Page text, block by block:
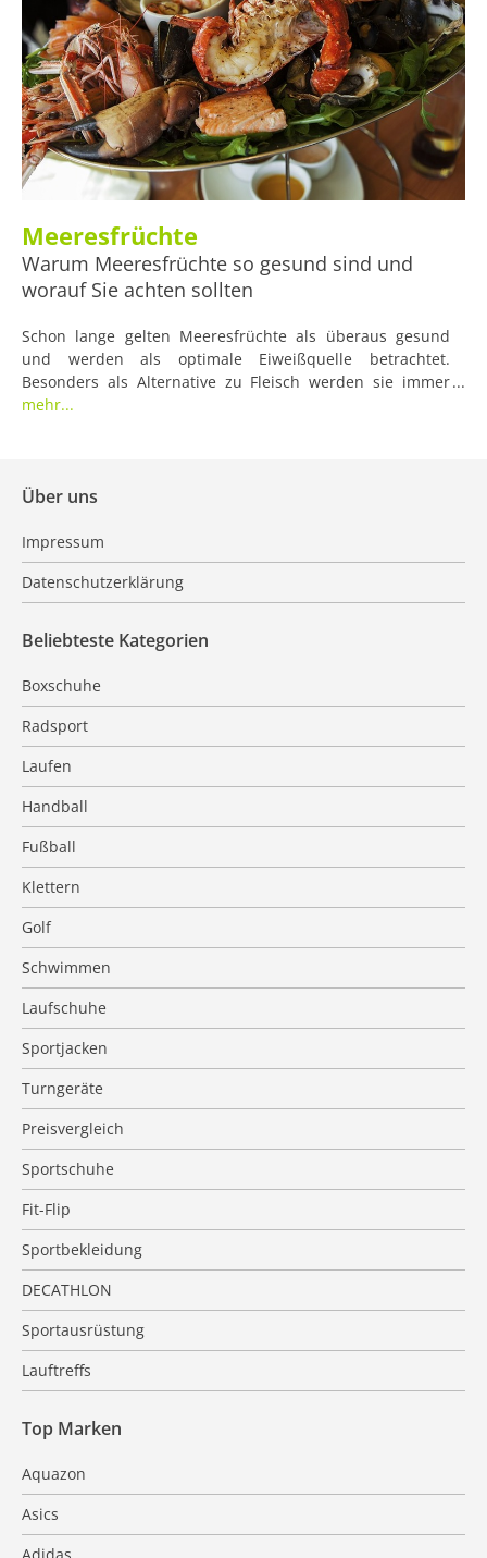
Meeresfrüchte
Warum Meeresfrüchte so gesund sind und
worauf Sie achten sollten
Schon lange gelten Meeresfrüchte als überaus gesund
und werden als optimale Eiweißquelle betrachtet.
Besonders als Alternative zu Fleisch werden sie immer
wieder angepriesen. Was alles tatsächlich in den
mehr...
Über uns
Impressum
Datenschutzerklärung
Beliebteste Kategorien
Boxschuhe
Radsport
Laufen
Handball
Fußball
Klettern
Golf
Schwimmen
Laufschuhe
Sportjacken
Turngeräte
Preisvergleich
Sportschuhe
Fit-Flip
Sportbekleidung
DECATHLON
Sportausrüstung
Lauftreffs
Top Marken
Aquazon
Asics
Adidas